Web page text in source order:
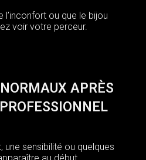
l’inconfort ou que le bijou
voir votre perceur.
APRÈS
une sensibilité ou quelques